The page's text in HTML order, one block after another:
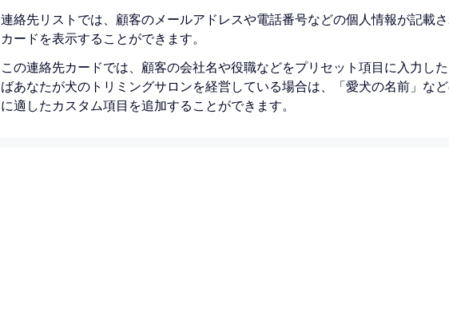
連絡先リストでは、顧客のメールアドレスや電話番号などの個人情報が記載
カードを表示することができます。
この連絡先カードでは、顧客の会社名や役職などをプリセット項目に入力し
ばあなたが犬のトリミングサロンを経営している場合は、「愛犬の名前」な
に適したカスタム項目を追加することができます。